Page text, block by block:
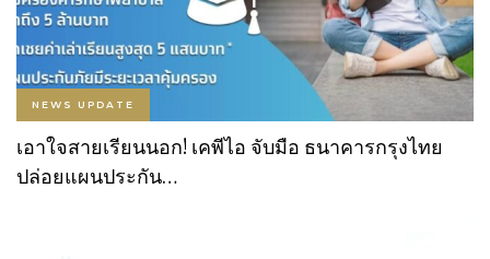
NEWS UPDATE
เอาใจสายเรียนนอก! เคพีไอ จับมือ ธนาคารกรุงไทย
ปล่อยแผนประกัน…